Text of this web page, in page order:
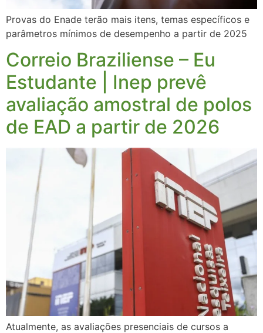
Provas do Enade terão mais itens, temas específicos e
parâmetros mínimos de desempenho a partir de 2025
Correio Braziliense – Eu
Estudante | Inep prevê
avaliação amostral de polos
de EAD a partir de 2026
Atualmente, as avaliações presenciais de cursos a